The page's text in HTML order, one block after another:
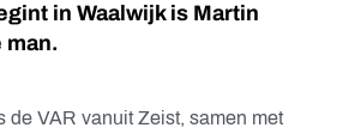
in Waalwijk is Martin
man.
de VAR vanuit Zeist, samen met